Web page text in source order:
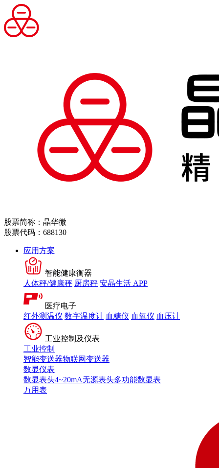
股票简称：晶华微
股票代码：688130
应用方案
智能健康衡器
人体秤/健康秤 厨房秤 安晶生活 APP
医疗电子
红外测温仪 数字温度计 血糖仪 血氧仪 血压计
工业控制及仪表
工业控制
智能变送器物联网变送器
数显仪表
数显表头4~20mA无源表头多功能数显表
万用表